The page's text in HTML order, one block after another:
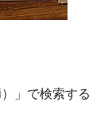
」で検索する